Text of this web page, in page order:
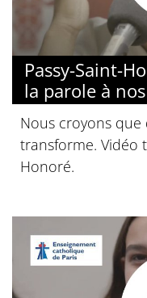
Passy-Saint-
la parole à
Nous croyons
transforme. Vidéo
Honoré.